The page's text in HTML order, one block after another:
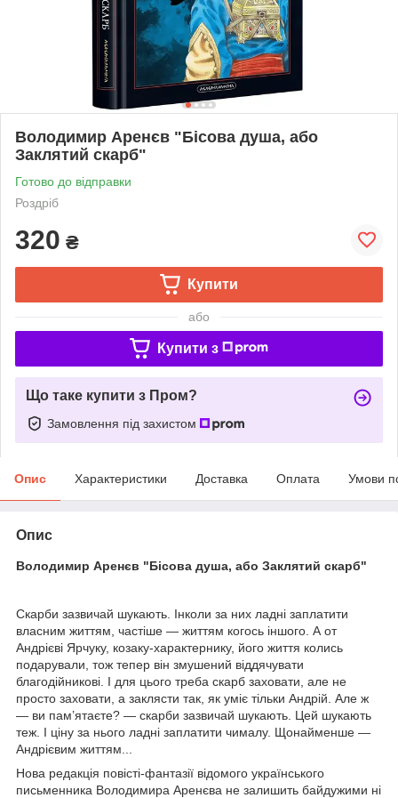
Володимир Аренєв "Бісова душа, або
Заклятий скарб"
Готово до відправки
Роздріб
320 ₴
Купити
або
Купити з
Що таке купити з Пром?
Замовлення під захистом
Опис Характеристики Доставка Оплата Умови
Опис
Володимир Аренєв "Бісова душа, або Заклятий скарб"
Скарби зазвичай шукають. Інколи за них ладні заплатити
влас­ним життям, частіше — життям когось іншого. А от
Андрієві Ярчуку, козаку-характернику, його життя колись
подарували, тож тепер він змушений віддячувати
благодійникові. І для цього треба скарб заховати, але не
просто заховати, а заклясти так, як уміє тільки Андрій. Але ж
— ви пам’ятаєте? — скарби зазвичай шукають. Цей шукають
теж. І ціну за нього ладні заплатити чималу. Щонай­менше —
Андрієвим життям...
Нова редакція повісті-фантазії відомого українського
письменника Володимира Аренєва не залишить байдужими ні